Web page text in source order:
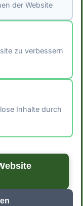
erhalten.*
der Website
zu verbessern
Inhalte durch